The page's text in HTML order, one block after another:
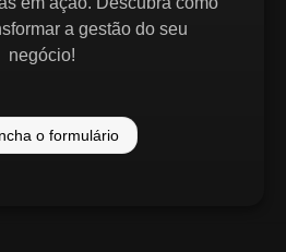
a gestão do seu
negócio!
o formulário